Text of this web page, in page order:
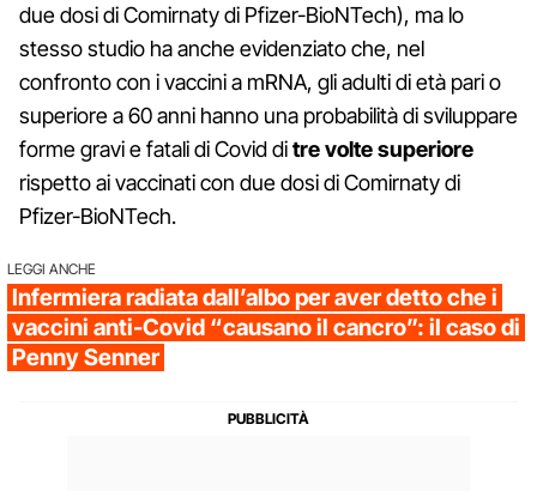
due dosi di Comirnaty di Pfizer-BioNTech), ma lo
stesso studio ha anche evidenziato che, nel
confronto con i vaccini a mRNA, gli adulti di età pari o
superiore a 60 anni hanno una probabilità di sviluppare
forme gravi e fatali di Covid ditre volte superiore
rispetto ai vaccinati con due dosi di Comirnaty di
Pfizer-BioNTech.
LEGGI ANCHE
Infermiera radiata dall’albo per aver detto che i
vaccini anti-Covid “causano il cancro”: il caso di
Penny Senner